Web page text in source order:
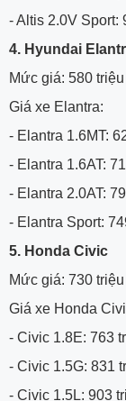
- Altis 2.0V Sport:
4. Hyundai
Mức giá: 580
Giá xe Elantra:
- Elantra 1.6MT:
- Elantra 1.6AT:
- Elantra 2.0AT:
- Elantra Sport:
5. Honda Civic
Mức giá: 730
Giá xe Honda
- Civic 1.8E: 763
- Civic 1.5G: 831
- Civic 1.5L: 903